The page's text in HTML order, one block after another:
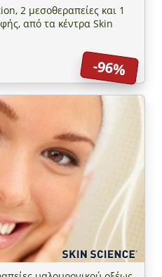
2 μεσοθεραπείες και 1
από τα κέντρα Skin
-96%